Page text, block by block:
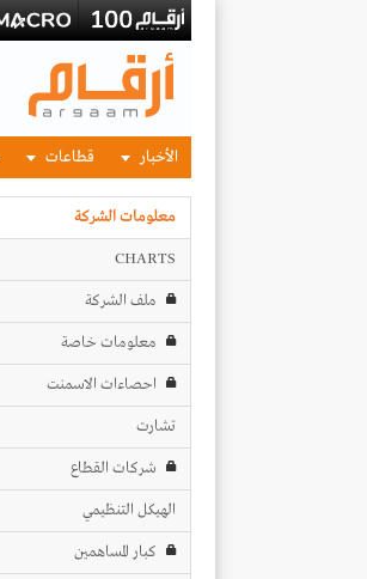
الأخبار قطاعات
معلومات الشركة
CHARTS
ملف الشركة
معلومات خاصة
احصاءات الاسمنت
تشارت
شركات القطاع
الهيكل التنظيمي
كبار المساهمين